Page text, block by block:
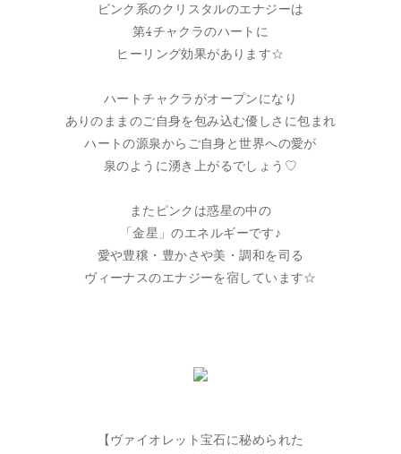
ピンク系のクリスタルのエナジーは
第4チャクラのハートに
ヒーリング効果があります☆
ハートチャクラがオープンになり
ありのままのご自身を包み込む優しさに包まれ
ハートの源泉からご自身と世界への愛が
泉のように湧き上がるでしょう♡
またピンクは惑星の中の
「金星」のエネルギーです♪
愛や豊穣・豊かさや美・調和を司る
ヴィーナスのエナジーを宿しています☆
【ヴァイオレット宝石に秘められた